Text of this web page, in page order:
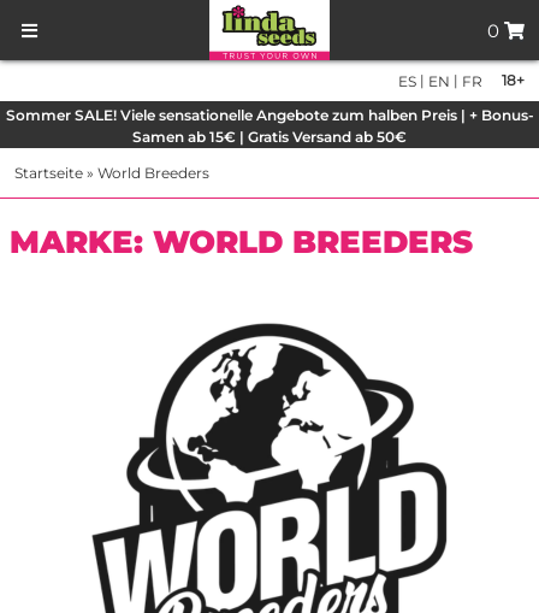
0
18+
ES | EN | FR
Sommer SALE! Viele sensationelle Angebote zum halben Preis | + Bonus-
Samen ab 15€ | Gratis Versand ab 50€
Startseite » World Breeders
MARKE: WORLD BREEDERS